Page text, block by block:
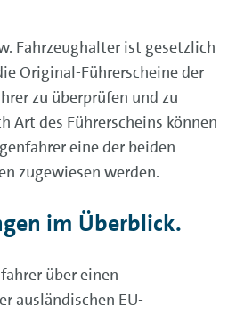
Fahrzeughalter ist gesetzlich
Original-Führerscheine der
zu überprüfen und zu
Art des Führerscheins können
eine der beiden
zugewiesen werden.
im Überblick.
über einen
ausländischen EU-